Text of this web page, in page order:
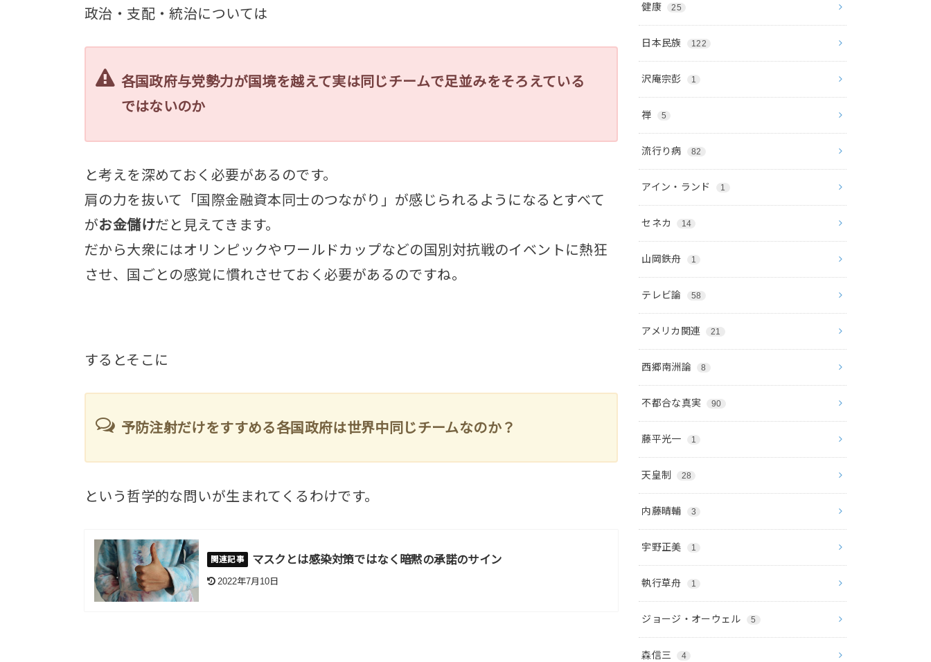
政治・支配・統治については
各国政府与党勢力が国境を越えて実は同じチームで足並みをそろえている
ではないのか
と考えを深めておく必要があるのです。
肩の力を抜いて「国際金融資本同士のつながり」が感じられるようになるとすべて
がお金儲けだと見えてきます。
だから大衆にはオリンピックやワールドカップなどの国別対抗戦のイベントに熱狂
させ、国ごとの感覚に慣れさせておく必要があるのですね。
するとそこに
予防注射だけをすすめる各国政府は世界中同じチームなのか？
という哲学的な問いが生まれてくるわけです。
マスクとは感染対策ではなく暗黙の承諾のサイン
2022年7月10日
健康 25
日本民族 122
沢庵宗彭 1
禅 5
流行り病 82
アイン・ランド 1
セネカ 14
山岡鉄舟 1
テレビ論 58
アメリカ関連 21
西郷南洲論 8
不都合な真実 90
藤平光一 1
天皇制 28
内藤晴輔 3
宇野正美 1
執行草舟 1
ジョージ・オーウェル 5
森信三 4